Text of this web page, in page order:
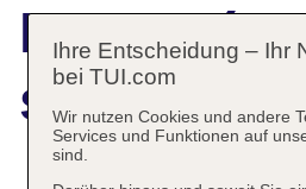
Resort (a
sunprime
Ihre Entscheidung – Ihr
bei TUI.com
Wir nutzen Cookies und andere
Services und Funktionen auf
sind.